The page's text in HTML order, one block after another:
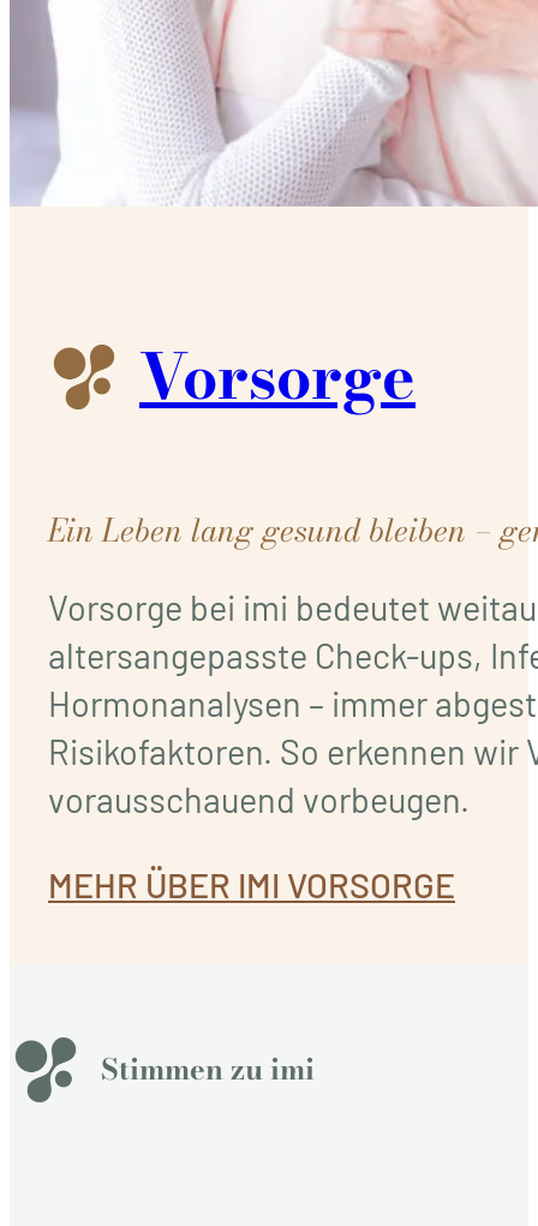
Vorsorge
Ein Leben lang gesund bleiben –
Vorsorge bei imi bedeutet
altersangepasste Check-ups,
Hormonanalysen – immer
Risikofaktoren. So erkennen
vorausschauend vorbeugen.
MEHR ÜBER IMI VORSORGE
Stimmen zu imi